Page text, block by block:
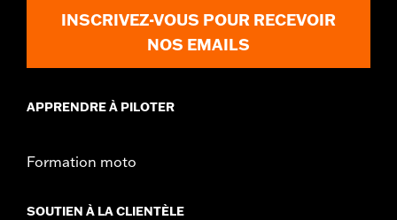
INSCRIVEZ-VOUS POUR RECEVOIR
NOS EMAILS
APPRENDRE À PILOTER
Formation moto
SOUTIEN À LA CLIENTÈLE